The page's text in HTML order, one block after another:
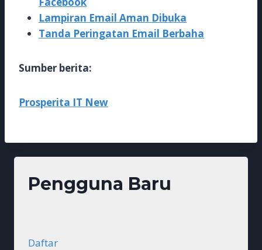
Lampiran Email Aman Dibuka
Tanda Peringatan Email Berbaha
Sumber berita:
Prosperita IT New
Pengguna Baru
Daftar